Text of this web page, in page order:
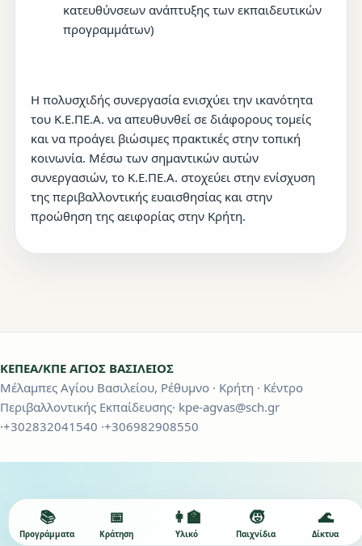
κατευθύνσεων ανάπτυξης των εκπαιδευτικών
προγραμμάτων)
Η πολυσχιδής συνεργασία ενισχύει την ικανότητα
του Κ.Ε.ΠΕ.Α. να απευθυνθεί σε διάφορους τομείς
και να προάγει βιώσιμες πρακτικές στην τοπική
κοινωνία. Μέσω των σημαντικών αυτών
συνεργασιών, το Κ.Ε.ΠΕ.Α. στοχεύει στην ενίσχυση
της περιβαλλοντικής ευαισθησίας και στην
προώθηση της αειφορίας στην Κρήτη.
📚
Προγράμματα
📅
Κράτηση
👩‍🏫
Υλικό
🧒
Παιχνίδια
🌊
Δίκτυα
ΚΕΠΕΑ/ΚΠΕ ΑΓΙΟΣ ΒΑΣΙΛΕΙΟΣ
Μέλαμπες Αγίου Βασιλείου, Ρέθυμνο · Κρήτη · Κέντρο
Περιβαλλοντικής Εκπαίδευσης· kpe-agvas@sch.gr
·+302832041540 ·+306982908550